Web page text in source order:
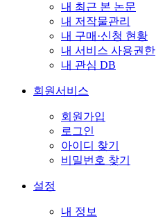
내 최근 본 논문
내 저작물관리
내 구매·신청 현황
내 서비스 사용권한
내 관심 DB
회원서비스
회원가입
로그인
아이디 찾기
비밀번호 찾기
설정
내 정보